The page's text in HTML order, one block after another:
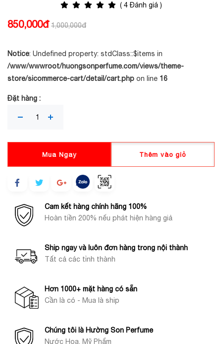
( 4 Đánh giá )
850,000đ 1,000,000đ
Notice: Undefined property: stdClass::$items in
/www/wwwroot/huongsonperfume.com/views/theme-
store/sicommerce-cart/detail/cart.php on line 16
Đặt hàng :
Mua Ngay Thêm vào giỏ
Cam kết hàng chính hãng 100%
Hoàn tiền 200% nếu phát hiện hàng giả
Ship ngay và luôn đơn hàng trong nội thành
Tất cả các tỉnh thành
Hơn 1000+ mặt hàng có sẵn
Cần là có - Mua là ship
Chúng tôi là Hường Son Perfume
Nước Hoa, Mỹ Phẩm